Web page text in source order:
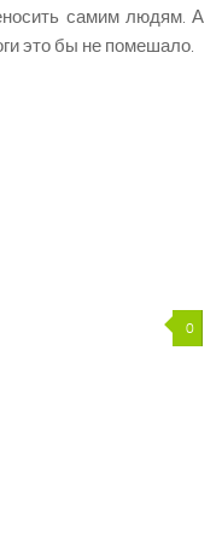
самим людям. А
это бы не помешало.
0